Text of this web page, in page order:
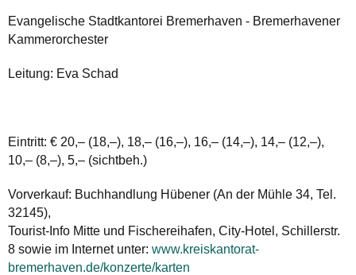
Evangelische Stadtkantorei Bremerhaven - Bremerhavener
Kammerorchester
Leitung: Eva Schad
Eintritt: € 20,– (18,–), 18,– (16,–), 16,– (14,–), 14,– (12,–),
10,– (8,–), 5,– (sichtbeh.)
Vorverkauf: Buchhandlung Hübener (An der Mühle 34, Tel.
32145),
Tourist-Info Mitte und Fischereihafen, City-Hotel, Schillerstr.
8 sowie im Internet unter: www.kreiskantorat-
bremerhaven.de/konzerte/karten